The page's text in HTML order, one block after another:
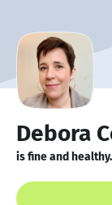
Debora
is fine and